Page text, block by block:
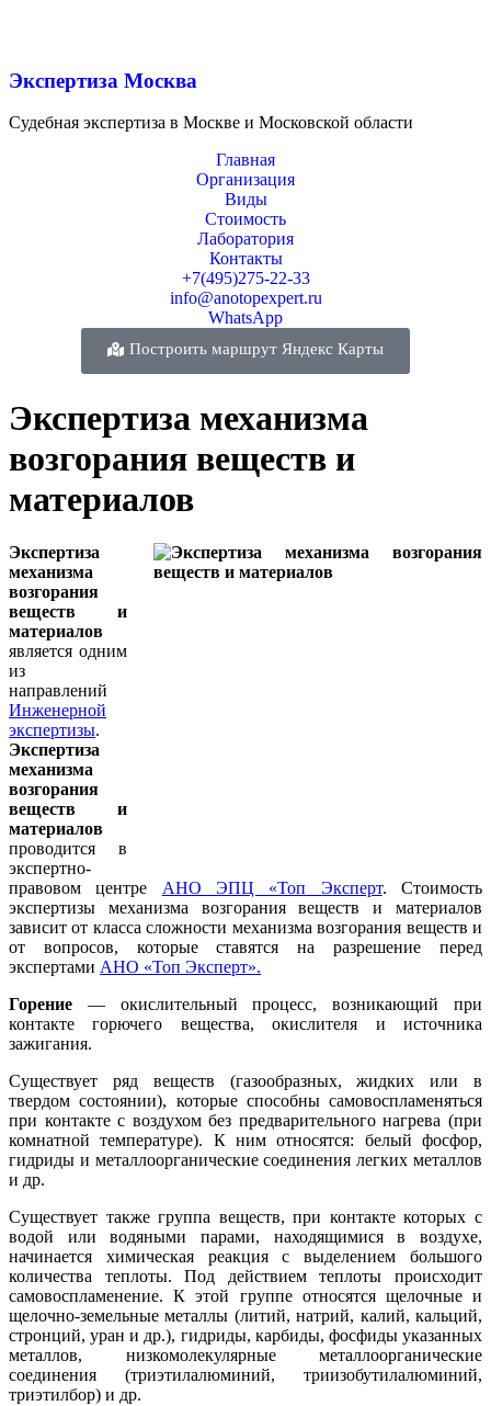
Экспертиза Москва
Судебная экспертиза в Москве и Московской области
Главная
Организация
Виды
Стоимость
Лаборатория
Контакты
+7(495)275-22-33
info@anotopexpert.ru
WhatsApp
Построить маршрут Яндекс Карты
Экспертиза механизма
возгорания веществ и
материалов
Экспертиза
механизма
возгорания
веществ и
материалов
является одним
из
направлений
Инженерной
экспертизы.
Экспертиза
механизма
возгорания
веществ и
материалов
проводится в
экспертно-
правовом центре АНО ЭПЦ «Топ Эксперт. Стоимость
экспертизы механизма возгорания веществ и материалов
зависит от класса сложности механизма возгорания веществ и
от вопросов, которые ставятся на разрешение перед
экспертами АНО «Топ Эксперт».
Горение — окислительный процесс, возникающий при
контакте горючего вещества, окислителя и источника
зажигания.
Существует ряд веществ (газообразных, жидких или в
твердом состоянии), которые способны самовоспламеняться
при контакте с воздухом без предварительного нагрева (при
комнатной температуре). К ним относятся: белый фосфор,
гидриды и металлоорганические соединения легких металлов
и др.
Существует также группа веществ, при контакте которых с
водой или водяными парами, находящимися в воздухе,
начинается химическая реакция с выделением большого
количества теплоты. Под действием теплоты происходит
самовоспламенение. К этой группе относятся щелочные и
щелочно-земельные металлы (литий, натрий, калий, кальций,
стронций, уран и др.), гидриды, карбиды, фосфиды указанных
металлов, низкомолекулярные металлоорганические
соединения (триэтилалюминий, триизобутилалюминий,
триэтилбор) и др.